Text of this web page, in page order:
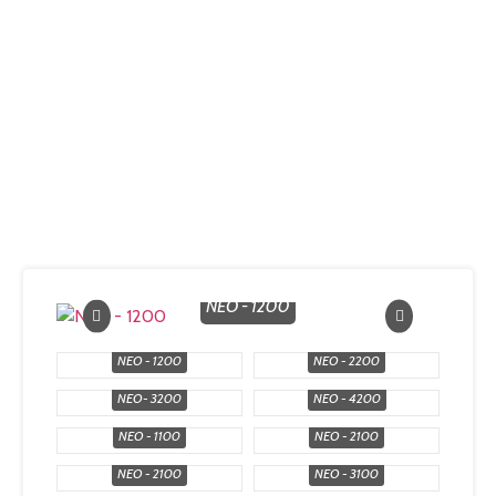
NEO - 1200
NEO - 1200 NEO - 2200
NEO- 3200 NEO - 4200
NEO - 1100 NEO - 2100
NEO - 2100 NEO - 3100